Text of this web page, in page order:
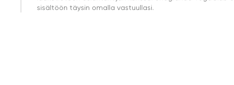
sisältöön täysin omalla vastuullasi.